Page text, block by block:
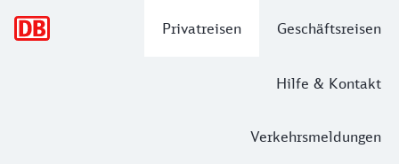
Privatreisen Geschäftsreisen
Hilfe & Kontakt
Verkehrsmeldungen